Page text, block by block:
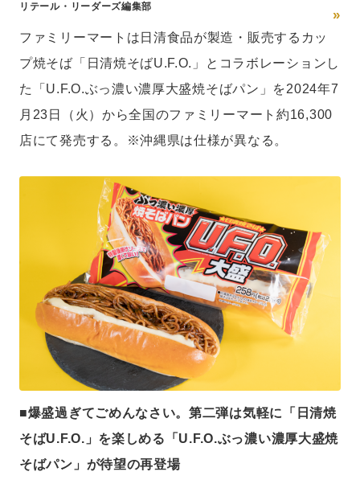
リテール・リーダーズ編集部
»
ファミリーマートは日清食品が製造・販売するカッ
プ焼そば「日清焼そばU.F.O.」とコラボレーションし
た「U.F.O.ぶっ濃い濃厚大盛焼そばパン」を2024年7
月23日（火）から全国のファミリーマート約16,300
店にて発売する。※沖縄県は仕様が異なる。
■爆盛過ぎてごめんなさい。第二弾は気軽に「日清焼
そばU.F.O.」を楽しめる「U.F.O.ぶっ濃い濃厚大盛焼
そばパン」が待望の再登場